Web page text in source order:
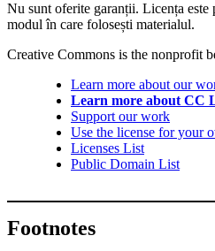
Nu sunt oferite garanții. Licența
modul în care folosești materialul.
Creative Commons is the nonprofit
Learn more about our
Learn more about CC
Support our work
Use the license for your
Licenses List
Public Domain List
Footnotes